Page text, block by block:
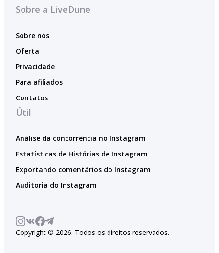
Sobre a LiveDune
Sobre nós
Oferta
Privacidade
Para afiliados
Contatos
Útil
Análise da concorrência no Instagram
Estatísticas de Histórias de Instagram
Exportando comentários do Instagram
Auditoria do Instagram
Copyright © 2026. Todos os direitos reservados.